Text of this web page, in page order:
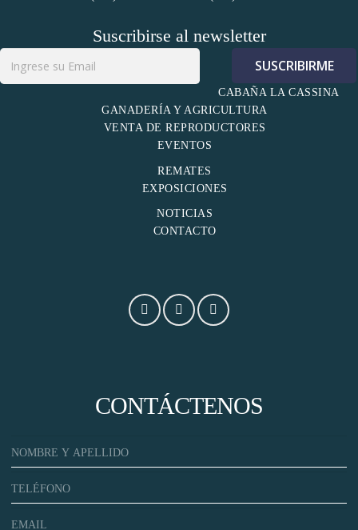
Suscribirse al newsletter
CABAÑA LA CASSINA
GANADERÍA Y AGRICULTURA
VENTA DE REPRODUCTORES
EVENTOS
REMATES
EXPOSICIONES
NOTICIAS
CONTACTO
CONTÁCTENOS